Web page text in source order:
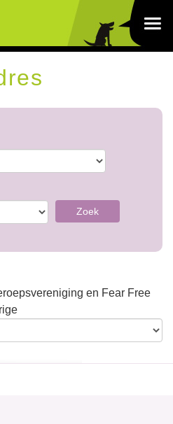
Zoek
en Fear Free